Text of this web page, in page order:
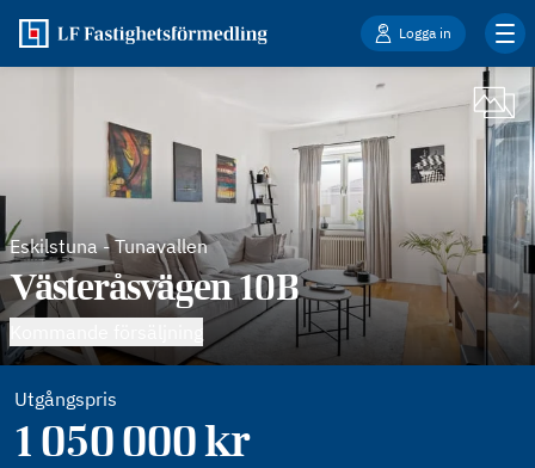
Logga in
Eskilstuna-Tunavallen
Västeråsvägen 10B
Utgångspris
1 050 000kr